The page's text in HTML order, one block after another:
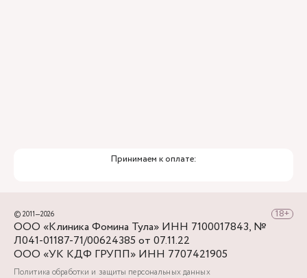
Принимаем к оплате:
© 2011—2026
ООО «Клиника Фомина Тула» ИНН 7100017843, №
Л041-01187-71/00624385 от 07.11.22
ООО «УК КДФ ГРУПП» ИНН 7707421905
Политика обработки и защиты персональных данных